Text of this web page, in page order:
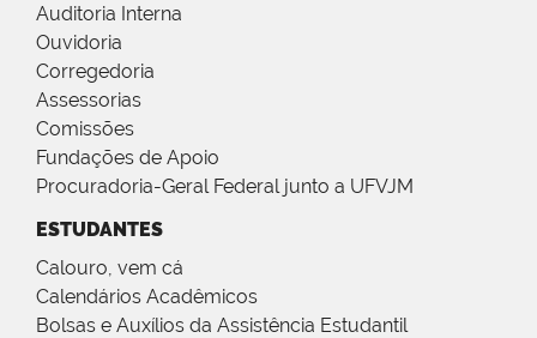
Auditoria Interna
Ouvidoria
Corregedoria
Assessorias
Comissões
Fundações de Apoio
Procuradoria-Geral Federal junto a UFVJM
ESTUDANTES
Calouro, vem cá
Calendários Acadêmicos
Bolsas e Auxílios da Assistência Estudantil